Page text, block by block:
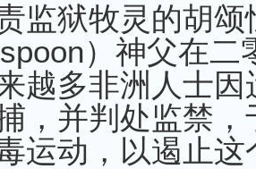
狱牧灵的胡颂
）神父在二
越多非洲人士因
，并判处监禁，
运动，以遏止这